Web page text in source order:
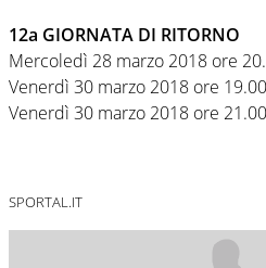
12a GIORNATA DI RITORNO
Mercoledì 28 marzo 2018 ore
Venerdì 30 marzo 2018 ore
Venerdì 30 marzo 2018 ore 21.00
SPORTAL.IT